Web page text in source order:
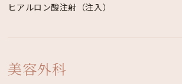
ヒアルロン酸注射（注入）
美容外科